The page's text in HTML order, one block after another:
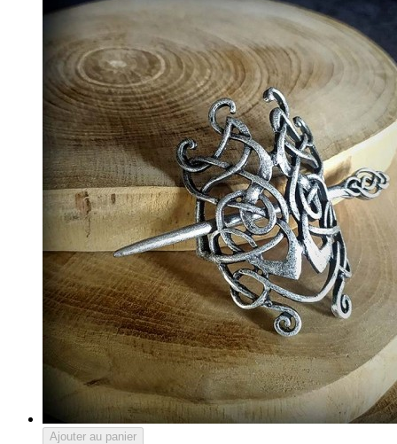
Ajouter au panier